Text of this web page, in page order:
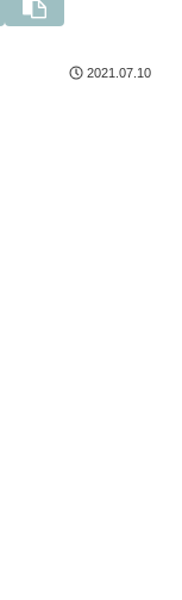
2021.07.10